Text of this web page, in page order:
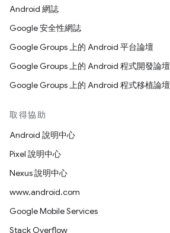
Android 網誌
Google 安全性網誌
Google Groups 上的 Android 平台論壇
Google Groups 上的 Android 程式開發論壇
Google Groups 上的 Android 程式移植論壇
取得協助
Android 說明中心
Pixel 說明中心
Nexus 說明中心
www.android.com
Google Mobile Services
Stack Overflow